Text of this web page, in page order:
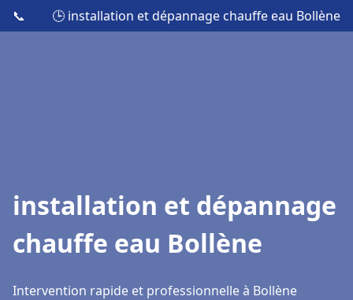
📞 🕒 installation et dépannage chauffe eau Bollène
installation et dépannage
chauffe eau Bollène
Intervention rapide et professionnelle à Bollène